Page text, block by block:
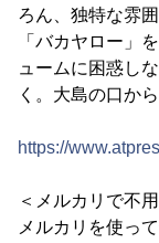
ろん、独特な雰
「バカヤロー」
ュームに困惑し
く。大島の口か
https://
＜メルカリで不
メルカリを使っ